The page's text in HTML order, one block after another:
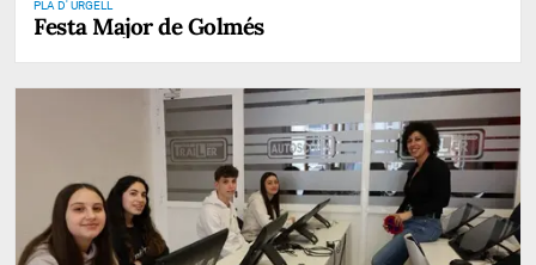
PLA D' URGELL
Festa Major de Golmés